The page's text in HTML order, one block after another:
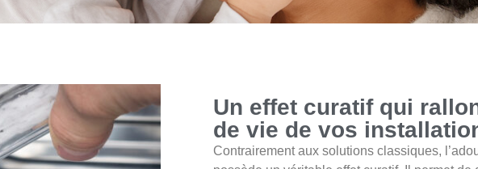
Un effet curatif qui
de vie de vos
Contrairement aux solutions classiques,